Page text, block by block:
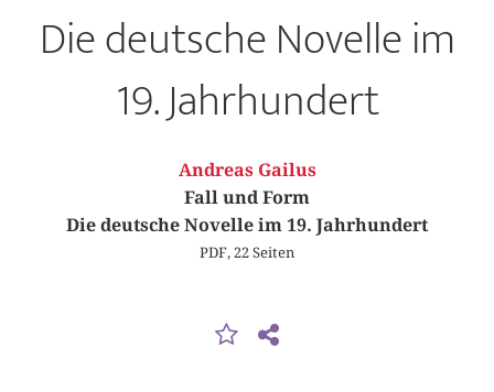
Die deutsche Novelle im
19. Jahrhundert
Andreas Gailus
Fall und Form
Die deutsche Novelle im 19. Jahrhundert
PDF, 22 Seiten